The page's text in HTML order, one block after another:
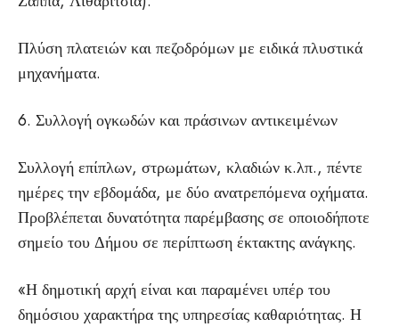
Πλύση πλατειών και πεζοδρόμων με ειδικά πλυστικά
μηχανήματα.
6. Συλλογή ογκωδών και πράσινων αντικειμένων
Συλλογή επίπλων, στρωμάτων, κλαδιών κ.λπ., πέντε
ημέρες την εβδομάδα, με δύο ανατρεπόμενα οχήματα.
Προβλέπεται δυνατότητα παρέμβασης σε οποιοδήποτε
σημείο του Δήμου σε περίπτωση έκτακτης ανάγκης.
«Η δημοτική αρχή είναι και παραμένει υπέρ του
δημόσιου χαρακτήρα της υπηρεσίας καθαριότητας. Η